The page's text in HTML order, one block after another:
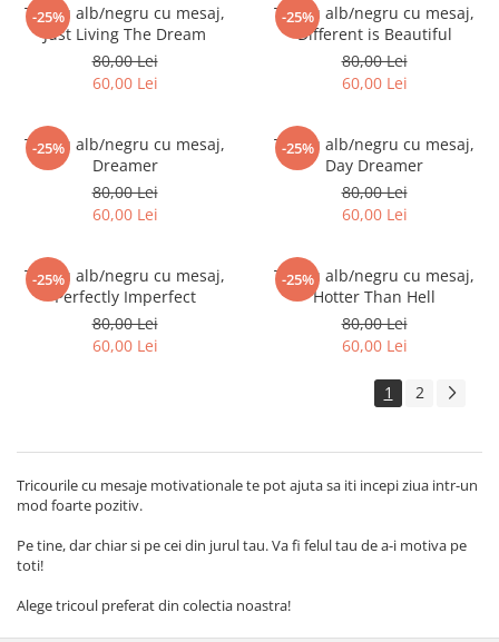
Tricouri biciclisti
Tricouri biciclisti MTB
Tricouri biciclisti BMX
Tricouri skateboard
Tricouri sport/fitness
Tricouri fitness/sala de forta
Tricouri yoga
-25%
Tricou alb/negru cu mesaj,
Just Living The Dream
80,00 Lei
60,00 Lei
-25%
Tricou alb/negru cu mesaj,
Different is Beautiful
80,00 Lei
60,00 Lei
-25%
Tricou alb/negru cu mesaj,
Dreamer
80,00 Lei
60,00 Lei
-25%
Tricou alb/negru cu mesaj,
Day Dreamer
80,00 Lei
60,00 Lei
-25%
Tricou alb/negru cu mesaj,
Perfectly Imperfect
80,00 Lei
60,00 Lei
-25%
Tricou alb/negru cu mesaj,
Hotter Than Hell
80,00 Lei
60,00 Lei
1 2
Tricourile cu mesaje motivationale te pot ajuta sa iti incepi ziua intr-un
mod foarte pozitiv.
Pe tine, dar chiar si pe cei din jurul tau. Va fi felul tau de a-i motiva pe
toti!
Alege tricoul preferat din colectia noastra!